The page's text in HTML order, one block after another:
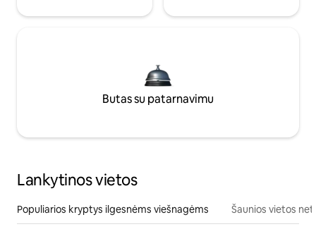
Butas su patarnavimu
Lankytinos vietos
Populiarios kryptys ilgesnėms viešnagėms Šaunios vietos